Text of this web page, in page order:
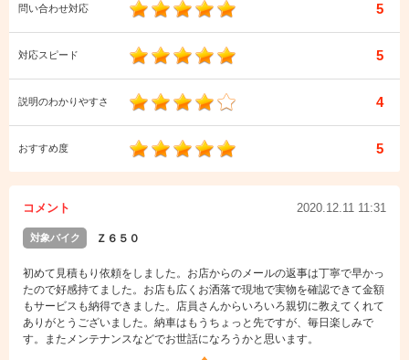
問い合わせ対応 5
対応スピード 5
説明のわかりやすさ 4
おすすめ度 5
コメント 2020.12.11 11:31
対象バイク Ｚ６５０
初めて見積もり依頼をしました。お店からのメールの返事は丁寧で早かっ
たので好感持てました。お店も広くお洒落で現地で実物を確認できて金額
もサービスも納得できました。店員さんからいろいろ親切に教えてくれて
ありがとうございました。納車はもうちょっと先ですが、毎日楽しみで
す。またメンテナンスなどでお世話になろうかと思います。